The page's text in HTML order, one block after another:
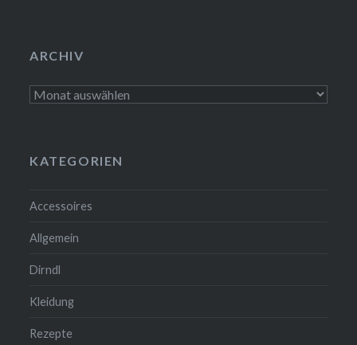
ARCHIV
Archiv
KATEGORIEN
Accessoires
Allgemein
Dirndl
Kleidung
Rezepte